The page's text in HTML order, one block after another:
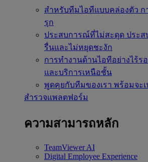
สำหรับทีมไอทีแบบคล่องตัว ก
รุก
ประสบการณ์ที่ไม่สะดุด ประ
รื่นและไม่หยุดชะงัก
การทำงานด้านไอทีอย่างไร้ร
และบริการเหนือชั้น
พูดคุยกับทีมของเรา พร้อมจะ
สำรวจแพลตฟอร์ม
ความสามารถหลัก
TeamViewer AI
Digital Employee Experience